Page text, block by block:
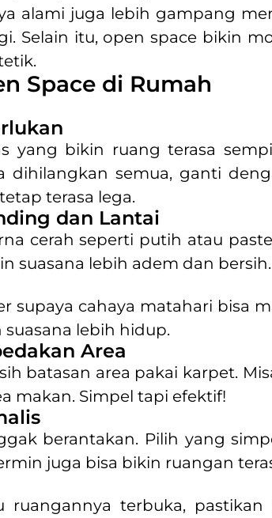
alami juga lebih gampang
Selain itu, open space bikin
Space di Rumah
yang bikin ruang terasa
semua, ganti
terasa lega.
dan Lantai
cerah seperti putih atau
suasana lebih adem dan bersih.
supaya cahaya matahari bisa
lebih hidup.
Area
batasan area pakai karpet.
makan. Simpel tapi efektif!
berantakan. Pilih yang
juga bisa bikin ruangan
terbuka, pastikan